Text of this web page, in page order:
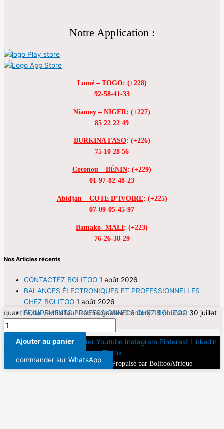
Notre Application :
Lomé – TOGO: (+228)
92-58-41-33
Niamey – NIGER: (+227)
85 22 22 49
BURKINA FASO: (+226)
75 10 28 56
Cotonou – BÉNIN: (+229)
01-97-82-48-23
Abidjan – COTE D’IVOIRE: (+225)
07-09-05-45-97
Bamako- MALI: (+223)
76-26-38-29
Nos Articles récents
CONTACTEZ BOLITOO 1 août 2026
BALANCES ÉLECTRONIQUES ET PROFESSIONNELLES
CHEZ BOLITOO 1 août 2026
ÉQUIPEMENTS PROFESSIONNELS CHEZ BOLITOO 30 juillet
Envelope Facebook Twitter Youtube Instagram Pinterest Linkedin
Tiktok
Copyright © 2026 Bolitoo | Propulsé par BolitooAfrique
quantité de Ventilateur Rechargeable Century 18 pouces
Ajouter au panier
commander sur WhatsApp